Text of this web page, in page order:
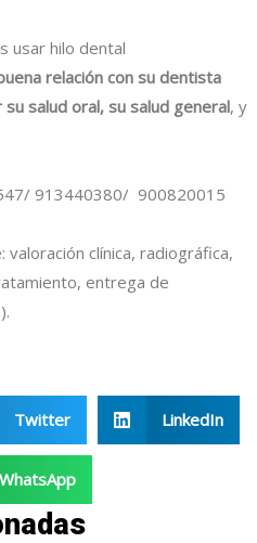
usar hilo dental
relación con su dentista
salud oral, su salud general, y
913440380/ 900820015
clínica, radiográfica,
entrega de
Twitter LinkedIn
WhatsApp